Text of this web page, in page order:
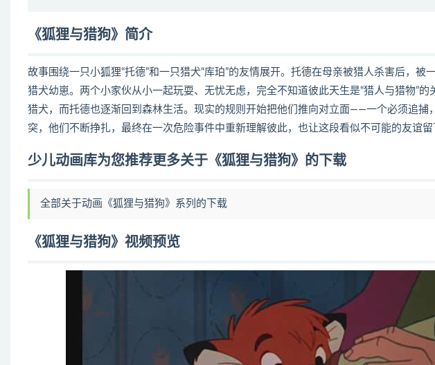
《狐狸与猎狗》简介
故事围绕一只小狐狸“托德”和一只猎犬“库珀”的友情展开。托德在母亲被猎人杀害后，
猎犬幼崽。两个小家伙从小一起玩耍、无忧无虑，完全不知道彼此天生是“猎人与猎物”
猎犬，而托德也逐渐回到森林生活。现实的规则开始把他们推向对立面——一个必须追捕
突，他们不断挣扎，最终在一次危险事件中重新理解彼此，也让这段看似不可能的友谊留
少儿动画库为您推荐更多关于《狐狸与猎狗》的下载
全部关于动画《狐狸与猎狗》系列的下载
《狐狸与猎狗》视频预览